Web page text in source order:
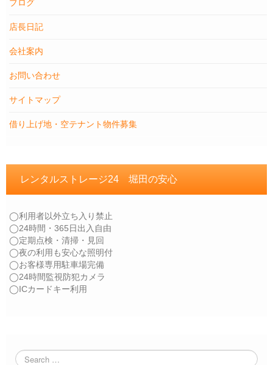
ブログ
店長日記
会社案内
お問い合わせ
サイトマップ
借り上げ地・空テナント物件募集
レンタルストレージ24 堀田の安心
◯利用者以外立ち入り禁止
◯24時間・365日出入自由
◯定期点検・清掃・見回
◯夜の利用も安心な照明付
◯お客様専用駐車場完備
◯24時間監視防犯カメラ
◯ICカードキー利用